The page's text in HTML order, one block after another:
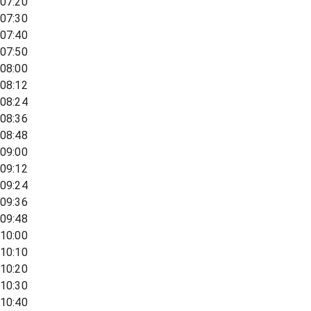
07:30
07:40
07:50
08:00
08:12
08:24
08:36
08:48
09:00
09:12
09:24
09:36
09:48
10:00
10:10
10:20
10:30
10:40